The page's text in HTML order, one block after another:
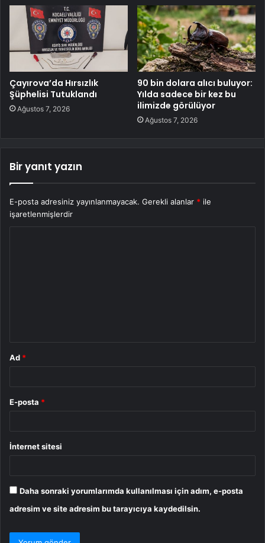
Çayırova’da Hırsızlık
Şüphelisi Tutuklandı
Ağustos 7, 2026
90 bin dolara alıcı buluyor:
Yılda sadece bir kez bu
ilimizde görülüyor
Ağustos 7, 2026
Bir yanıt yazın
E-posta adresiniz yayınlanmayacak. Gerekli alanlar * ile
işaretlenmişlerdir
Ad *
E-posta *
İnternet sitesi
Daha sonraki yorumlarımda kullanılması için adım, e-posta
adresim ve site adresim bu tarayıcıya kaydedilsin.